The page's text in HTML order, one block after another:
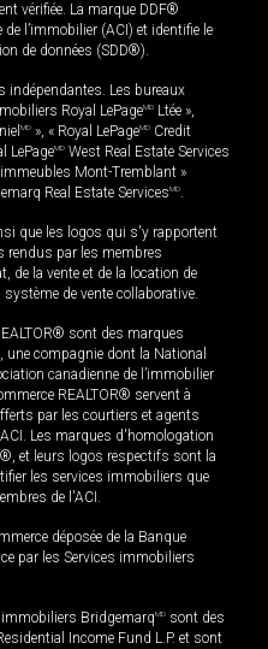
vérifiée. La marque DDF®
l’immobilier (ACI) et identifie le
de données (SDD®).
indépendantes. Les bureaux
Royal LePageMD Ltée »,
MD », « Royal LePageMD Credit
LePageMD West Real Estate Services
immeubles Mont-Tremblant »
Real Estate ServicesMD.
que les logos qui s'y rapportent
rendus par les membres
de la vente et de la location de
de vente collaborative.
sont des marques
une compagnie dont la National
canadienne de l’immobilier
REALTOR® servent à
par les courtiers et agents
Les marques d'homologation
et leurs logos respectifs sont la
les services immobiliers que
de l'ACI.
déposée de la Banque
par les Services immobiliers
BridgemarqMD sont des
Income Fund L.P. et sont